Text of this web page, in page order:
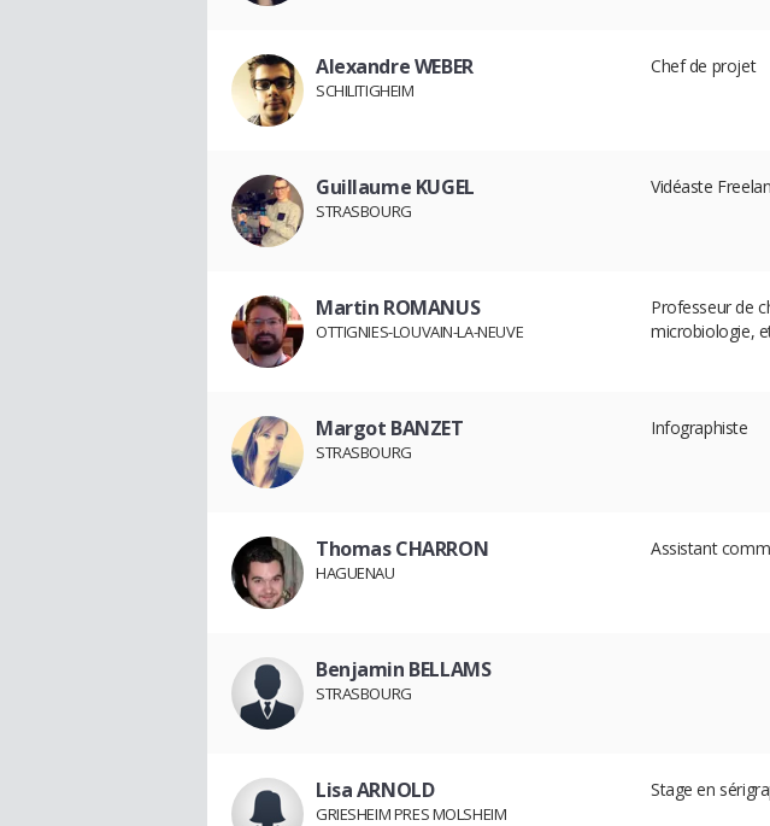
Alexandre WEBER
SCHILITIGHEIM
Chef de projet
Guillaume KUGEL
STRASBOURG
Vidéaste
Martin ROMANUS
OTTIGNIES-LOUVAIN-LA-NEUVE
Professeur de
microbiologie,
Margot BANZET
STRASBOURG
Infographiste
Thomas CHARRON
HAGUENAU
Assistant
Benjamin BELLAMS
STRASBOURG
Lisa ARNOLD
GRIESHEIM PRES MOLSHEIM
Stage en